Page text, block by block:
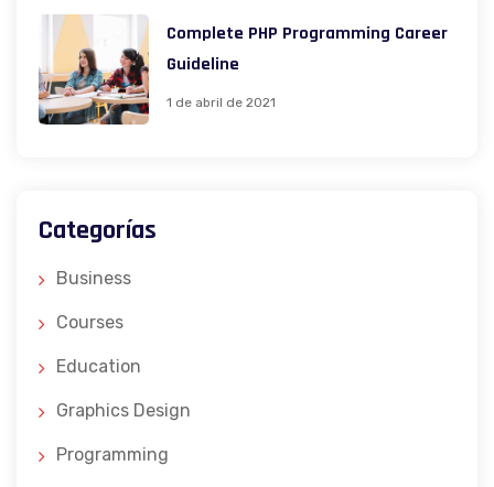
Complete PHP Programming Career
Guideline
1 de abril de 2021
Categorías
Business
Courses
Education
Graphics Design
Programming